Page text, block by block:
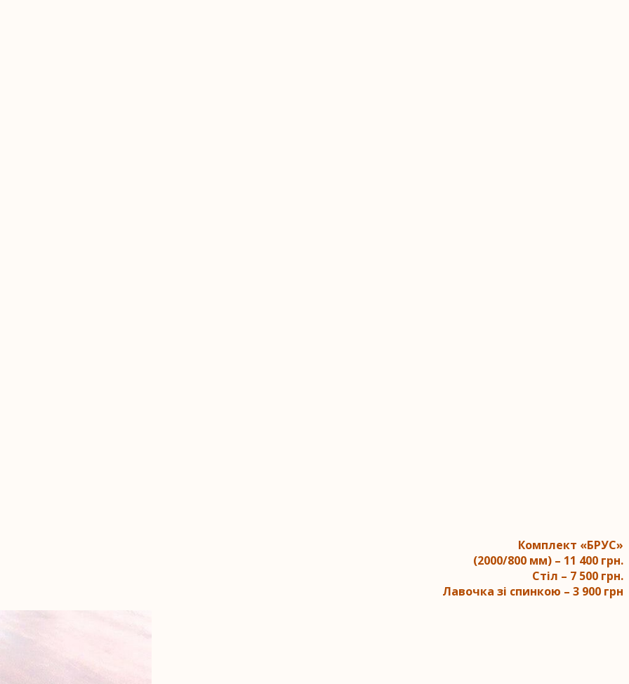
Комплект «БРУС»
(2000/800 мм) – 11 400 грн.
Стіл – 7 500 грн.
Лавочка зі спинкою – 3 900 грн